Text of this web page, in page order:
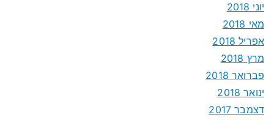
יוני 2018
מאי 2018
אפריל 2018
מרץ 2018
פברואר 2018
ינואר 2018
דצמבר 2017